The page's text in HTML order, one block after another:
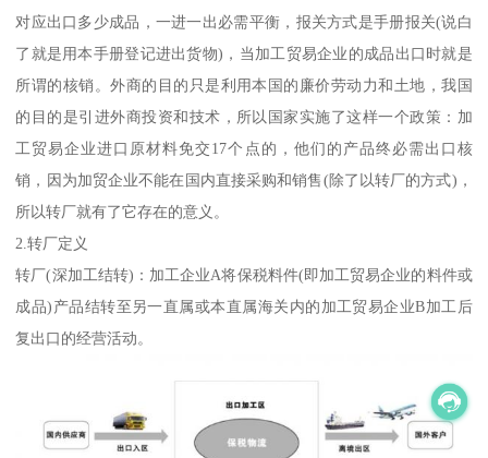
对应出口多少成品，一进一出必需平衡，报关方式是手册报关(说白
了就是用本手册登记进出货物)，当加工贸易企业的成品出口时就是
所谓的核销。外商的目的只是利用本国的廉价劳动力和土地，我国
的目的是引进外商投资和技术，所以国家实施了这样一个政策：加
工贸易企业进口原材料免交17个点的，他们的产品终必需出口核
销，因为加贸企业不能在国内直接采购和销售(除了以转厂的方式)，
所以转厂就有了它存在的意义。
2.转厂定义
转厂(深加工结转)：加工企业A将保税料件(即加工贸易企业的料件或
成品)产品结转至另一直属或本直属海关内的加工贸易企业B加工后
复出口的经营活动。